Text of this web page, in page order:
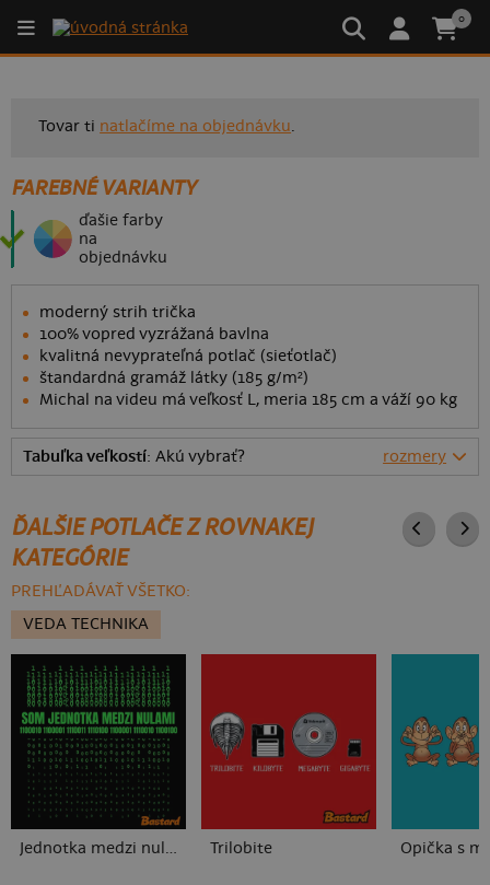
0
Tovar ti natlačíme na objednávku.
FAREBNÉ VARIANTY
ďašie farby
na
objednávku
moderný strih trička
100% vopred vyzrážaná bavlna
kvalitná nevyprateľná potlač (sieťotlač)
štandardná gramáž látky (185 g/m²)
Michal na videu má veľkosť L, meria 185 cm a váží 90 kg
Tabuľka veľkostí: Akú vybrať? rozmery
ĎALŠIE POTLAČE Z ROVNAKEJ
KATEGÓRIE
PREHĽADÁVAŤ VŠETKO:
VEDA TECHNIKA
Jednotka medzi nulami Trilobite Opička s